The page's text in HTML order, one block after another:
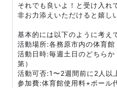
それでも良いよ！と受け入れ
非お力添えいただけると嬉し
基本的には以下のように考え
活動場所:各務原市内の体育館
活動日時:毎週土日のどちら
第）
活動可否:1〜2週間前に2人以
参加費:体育館使用料+ボール